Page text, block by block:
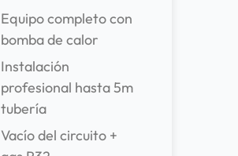
Equipo completo con
bomba de calor
Instalación
profesional hasta 5m
tubería
Vacío del circuito +